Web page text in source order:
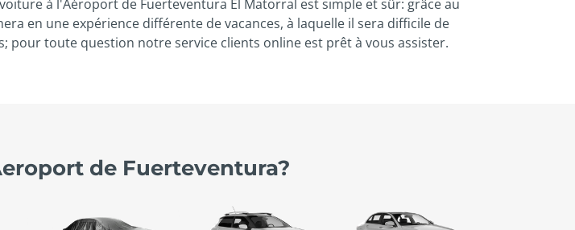
à l'Aéroport de Fuerteventura El Matorral est simple et sûr: grâce au
en une expérience différente de vacances, à laquelle il sera difficile de
pour toute question notre service clients online est prêt à vous assister.
de Fuerteventura?